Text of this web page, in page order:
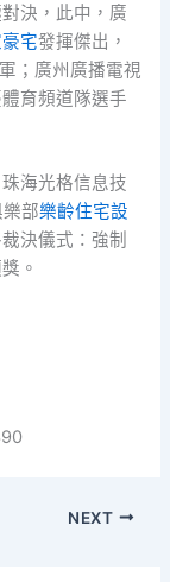
決，此中，廣
宅發揮傑出，
；廣州廣播電視
育頻道隊選手
海光格信息技
樂部樂齡住宅設
決儀式：強制
。
NEXT